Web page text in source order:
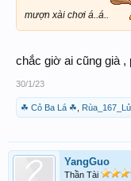
mượn xài chơi á..á..
chắc giờ ai cũng già ,
30/1/23
☘ Cỏ Ba Lá ☘,
YangGuo
Thần Tài